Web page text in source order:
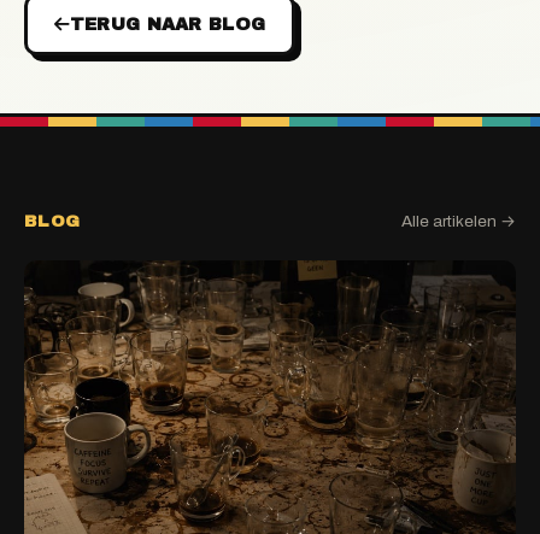
TERUG NAAR BLOG
BLOG Alle artikelen →